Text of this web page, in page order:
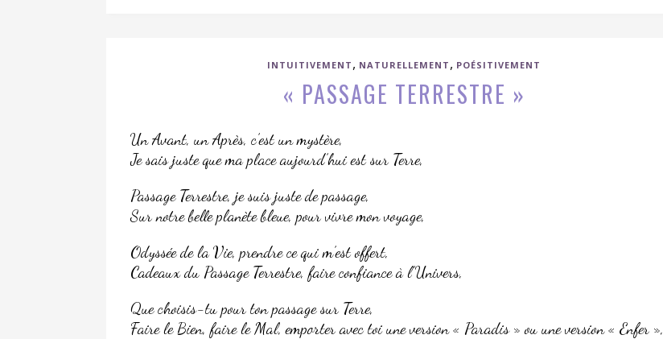
INTUITIVEMENT , NATURELLEMENT , POÉSITIVEMENT
« PASSAGE TERRESTRE »
Un Avant, un Après, c’est un mystère,
Je sais juste que ma place aujourd’hui est sur Terre,
Passage Terrestre, je suis juste de passage,
Sur notre belle planète bleue, pour vivre mon voyage,
Odyssée de la Vie, prendre ce qui m’est offert,
Cadeaux du Passage Terrestre, faire confiance à l’Univers,
Que choisis-tu pour ton passage sur Terre,
Faire le Bien, faire le Mal, emporter avec toi une version « Paradis » ou une version « Enfer »,